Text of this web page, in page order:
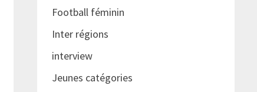
Football féminin
Inter régions
interview
Jeunes catégories